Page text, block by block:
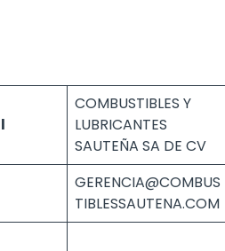
COMBUSTIBLES Y
LUBRICANTES
SAUTEÑA SA DE CV
GERENCIA@COMBUS
TIBLESSAUTENA.COM